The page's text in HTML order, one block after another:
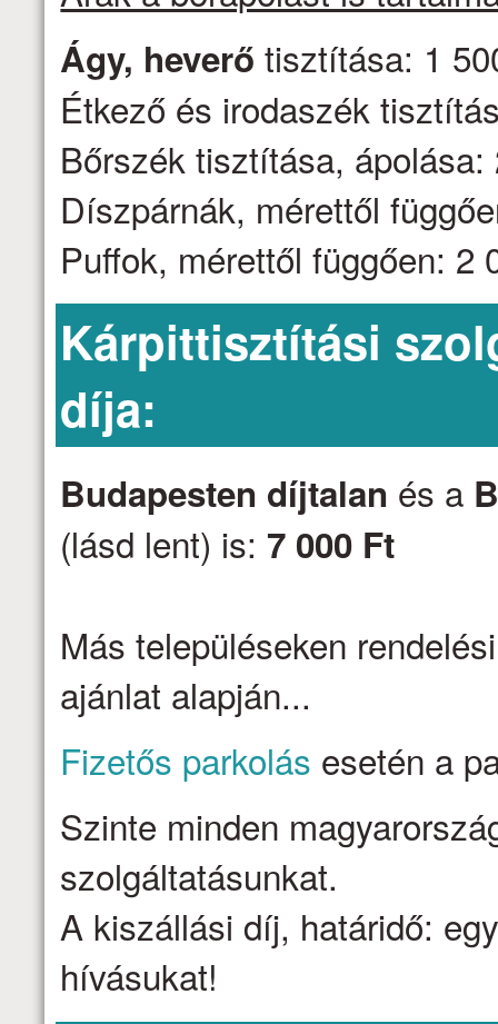
Ágy, heverő tisztítása: 1
Étkező és irodaszék
Bőrszék tisztítása,
Díszpárnák, mérettől
Puffok, mérettől függően: 2
Kárpittisztítási
díja:
Budapesten díjtalan és a
(lásd lent) is: 7 000 Ft
Más településeken
ajánlat alapján...
Fizetős parkolás esetén a
Szinte minden
szolgáltatásunkat.
A kiszállási díj, határidő:
hívásukat!